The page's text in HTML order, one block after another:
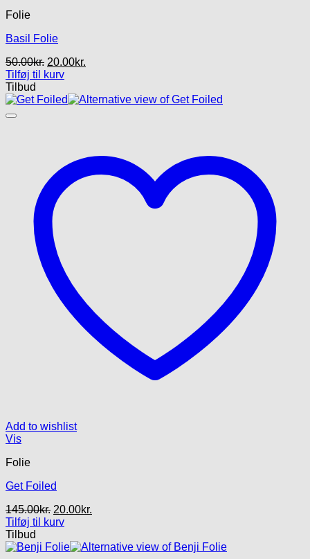
Folie
Basil Folie
50.00kr. Den
oprindelige
var:
20.00kr.
er:
Tilføj til kurv
Tilbud
Add to wishlist
Vis
Folie
Get Foiled
145.00kr. Den
oprindelige
var:
20.00kr.
er:
Tilføj til kurv
Tilbud